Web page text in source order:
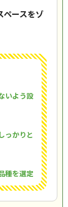
ペースをゾ
いよう設
っかりと
種を選定